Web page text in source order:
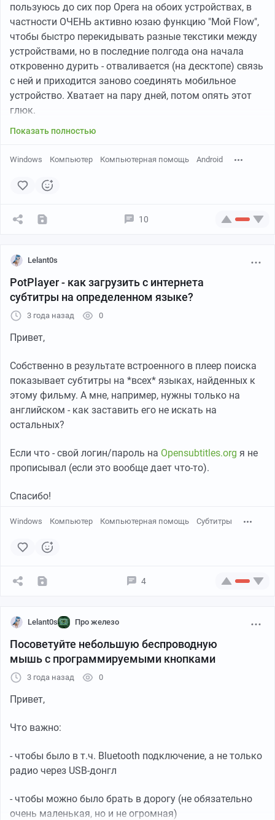
пользуюсь до сих пор Opera на обоих устройствах, в
частности ОЧЕНЬ активно юзаю функцию "Мой Flow",
чтобы быстро перекидывать разные текстики между
устройствами, но в последние полгода она начала
откровенно дурить - отваливается (на десктопе) связь
с ней и приходится заново соединять мобильное
устройство. Хватает на пару дней, потом опять этот
глюк.
Показать полностью
Windows Компьютер Компьютерная помощь Android
10
Lelant0s
PotPlayer - как загрузить с интернета
субтитры на определенном языке?
3 года назад 0
Привет,
Собственно в результате встроенного в плеер поиска
показывает субтитры на *всех* языках, найденных к
этому фильму. А мне, например, нужны только на
английском - как заставить его не искать на
остальных?
Если что - свой логин/пароль на Opensubtitles.org я не
прописывал (если это вообще дает что-то).
Спасибо!
Windows Компьютер Компьютерная помощь Субтитры
4
Lelant0s Про железо
Посоветуйте небольшую беспроводную
мышь с программируемыми кнопками
3 года назад 0
Привет,
Что важно:
- чтобы было в т.ч. Bluetooth подключение, а не только
радио через USB-донгл
- чтобы можно было брать в дорогу (не обязательно
очень маленькая, но и не огромная)